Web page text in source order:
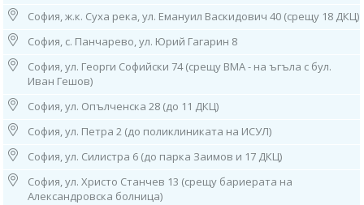
8. София, ж.к. “Банишора”, ул. “Братя Миладинови” 104-106 (зад 2
МБАЛ)
тел: 0882 861 675
Работно време: 08.00ч до 16.00ч /от понеделник до петък/
9. гр. Нови Искър, ул. "Искърско дефиле" 120А
(до 31 ДКЦ), тел: 0882 862 234
10. София, ж.к. “Гоце Делчев”, ул. “Костенски Водопад”, бл. 242 (срещу
29 ДКЦ)
тел: 0884 011 499
Работно време: 08.00ч до 16.00ч /от понеделник до петък/
София, ж.к. Суха река, ул. Емануил Васкидович 40 (срещу 18 ДКЦ)
София, с. Панчарево, ул. Юрий Гагарин 8
София, ул. Георги Софийски 74 (срещу ВМА - на ъгъла с бул.
Иван Гешов)
София, ул. Опълченска 28 (до 11 ДКЦ)
София, ул. Петра 2 (до поликлиниката на ИСУЛ)
София, ул. Силистра 6 (до парка Заимов и 17 ДКЦ)
София, ул. Христо Станчев 13 (срещу бариерата на
Александровска болница)